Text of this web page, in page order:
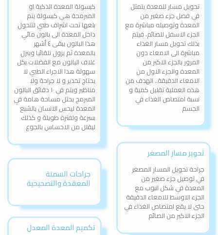
تحويل مسار للمعدة يتمثل
في فصل جزء صغير من
المعدة وتوصيله مباشرة مع
الجزء الاسفل للصائم، فيتم
بذلك تحويل مسار الغذاء
مباشرة الى الامعاء دون
المرور بالجزء الاكبر من
المعدة والجزء الاول من
الامعاء الدقيقة.. الهدف من
هذه العملية تقليل كمية و
نسبة امتصاص الغذاء في
الجسم
تحوير مسار المصغر
جراحة تحويل المسار المصغر
في توصيل جزء صغير من
المعدة في شكل انبوب مع
الجزء الاوسط للامعاء الدقيقة
حتى لا يقع امتصاص الغذاء في
الجزء الاكبر من الصائم
كبسولة المعدة الذكية او
المبرمجة هي كبسولة يتم
بلعها تحت اشراف طبي لتتحول
داخل المعدة الى بالون مائي
هذا البالون يبقى ٤ أشهر
بالمعدة ثم يزول تلقائيا وينزل
غلاف البالون مع الفضلات بكل
سهولة هذا الاجراء الطبي لا
يحتاج تخدير و لا جراحة ولا
مناظير ويتم في ١٠ دقائق البالون
المبرمج يحتل مساحة هامة في
المعدة ليحس الانسان بالشبع
بسرعة ولفترة طويلة و كذلك
ليقلل من الاحساس بالجوع
جراحات السمنة
المعقدة والتصحيحية
تكميم المعدة المعدل